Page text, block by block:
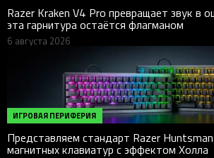
Razer Kraken V4 Pro превращает звук в
эта гарнитура остаётся флагманом
6 августа 2026
ИГРОВАЯ ПЕРИФЕРИЯ
Представляем стандарт Razer
магнитных клавиатур с эффектом Холла